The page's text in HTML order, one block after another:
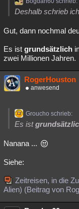
Deshalb schrieb
Gut, dann nochmal
Es ist grundsätzlich
zwei Millionen Jahren.
RogerHouston
anwesend
Groucho schrieb:
Es ist
Nanana ...
Siehe:
Zeitreisen, in die
Alien) (Beitrag von